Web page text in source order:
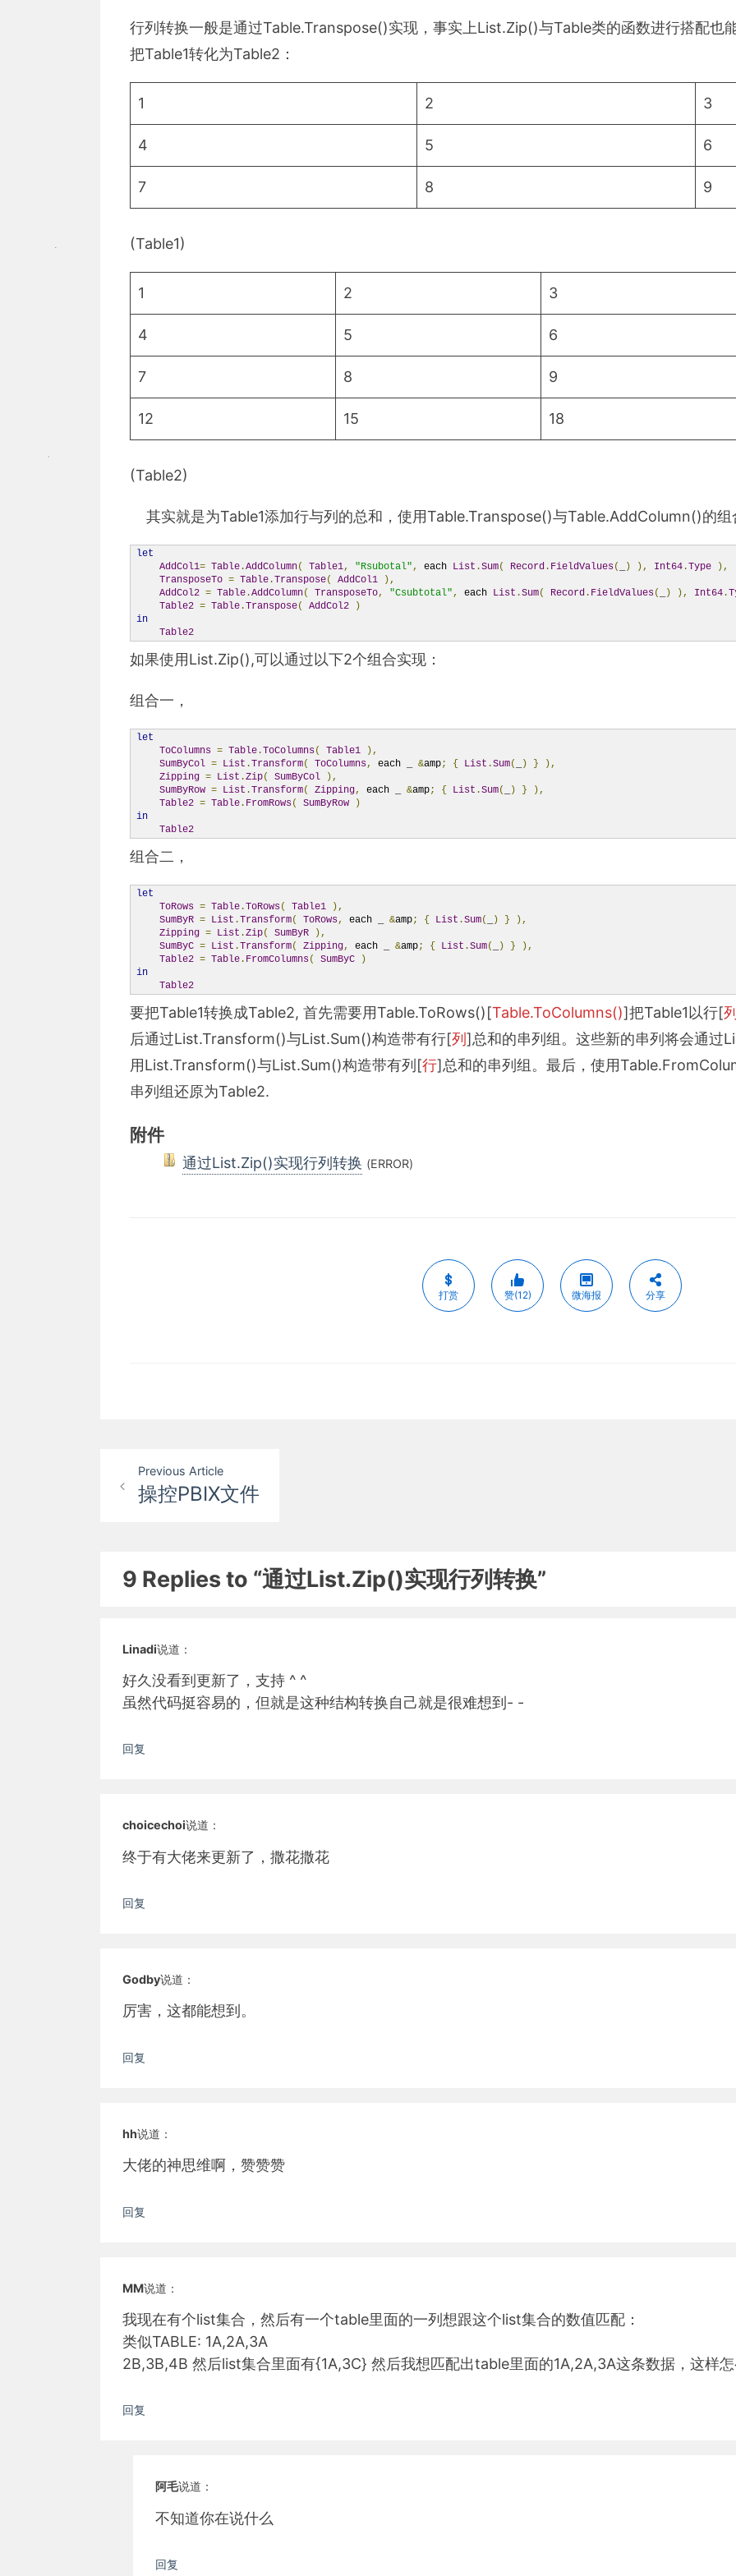
行列转换一般是通过Table.Transpose()实现，事实上List.Zip()与Table类的函数进行搭配也
把Table1转化为Table2：
1 2 3
4 5 6
7 8 9
(Table1)
1 2 3
4 5 6
7 8 9
12 15 18
(Table2)
其实就是为Table1添加行与列的总和，使用Table.Transpose()与Table.AddColumn()的组
let
AddCol1= Table .AddColumn( Table1, "Rsubotal", each List .Sum( Record . FieldValues( ) ), Int64 .Type
),
TransposeTo = Table .Transpose( AddCol1
),
AddCol2 = Table .AddColumn( TransposeTo, "Csubtotal", each List .Sum( Record . FieldValues( ) ), Int64 .
Table2 = Table .Transpose( AddCol2
)
in
Table2
如果使用List.Zip(),可以通过以下2个组合实现：
组合一，
let
ToColumns = Table .ToColumns( Table1
),
SumByCol = List .Transform( ToColumns, each _ &amp; { List .Sum( ) }
),
Zipping = List .Zip( SumByCol
),
SumByRow = List .Transform( Zipping, each _ &amp; { List .Sum( ) }
),
Table2 = Table . FromRows( SumByRow
)
in
Table2
组合二，
let
ToRows = Table .ToRows( Table1
),
SumByR = List .Transform( ToRows, each _ &amp; { List .Sum( ) }
),
Zipping = List .Zip( SumByR
),
SumByC = List .Transform( Zipping, each _ &amp; { List .Sum( ) }
),
Table2 = Table . FromColumns( SumByC
)
in
Table2
要把Table1转换成Table2, 首先需要用Table.ToRows()[Table.ToColumns()]把Table1以行[列
后通过List.Transform()与List.Sum()构造带有行[列 ]总和的串列组。这些新的串列将会通过
用List.Transform()与List.Sum()构造带有列[行]总和的串列组。最后，使用
串列组还原为Table2.
附件
通过List.Zip()实现行列转换 (ERROR)
打赏 赞(12) 微海报 分享
章
Previous Article
操控PBIX文件
9 Replies to “通过List.Zip()实现行列转换”
Linadi说道：
好久没看到更新了，支持 ^ ^
虽然代码挺容易的，但就是这种结构转换自己就是很难想到- -
回复
choicechoi说道：
终于有大佬来更新了，撒花撒花
回复
Godby说道：
厉害，这都能想到。
回复
hh说道：
大佬的神思维啊，赞赞赞
回复
MM说道：
我现在有个list集合，然后有一个table里面的一列想跟这个list集合的数值匹配：
类似TABLE: 1A,2A,3A
2B,3B,4B 然后list集合里面有{1A,3C} 然后我想匹配出table里面的1A,2A,3A这条数据，这样
回复
阿毛说道：
不知道你在说什么
回复